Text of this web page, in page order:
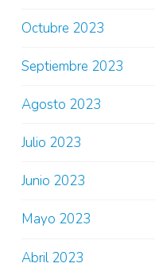
Octubre 2023
Septiembre 2023
Agosto 2023
Julio 2023
Junio 2023
Mayo 2023
Abril 2023